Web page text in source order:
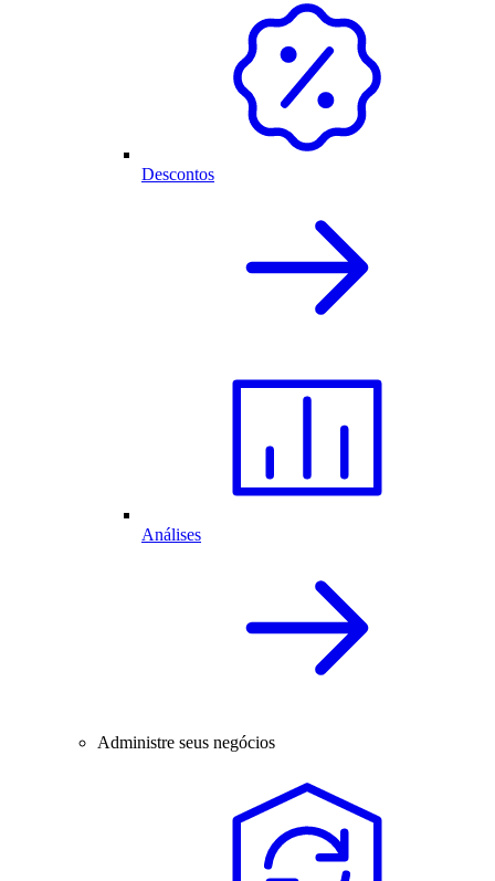
Descontos
Análises
Administre seus negócios